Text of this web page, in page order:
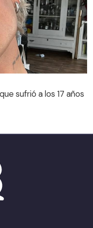
sufrió a los 17 años